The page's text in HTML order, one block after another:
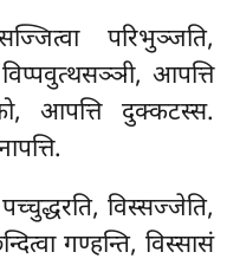
परिभुञ्जति,
आपत्ति
आपत्ति दुक्कटस्स.
विस्सज्जेति,
गण्हन्ति, विस्सासं